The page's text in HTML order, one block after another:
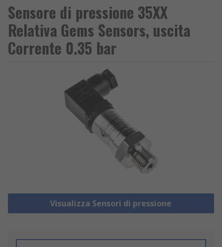
Sensore di pressione 35XX
Relativa Gems Sensors, uscita
Corrente 0.35 bar
Visualizza Sensori di pressione